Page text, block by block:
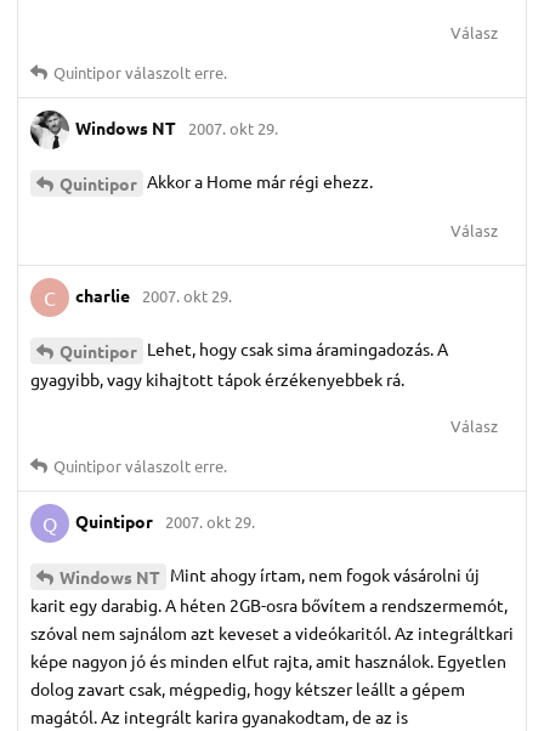
Válasz
Quintiporválaszolt erre.
Windows NT 2007. okt 29.
Quintipor Akkor a Home már régi ehezz.
Válasz
C charlie 2007. okt 29.
Quintipor Lehet, hogy csak sima áramingadozás. A
gyagyibb, vagy kihajtott tápok érzékenyebbek rá.
Válasz
Quintiporválaszolt erre.
Q Quintipor 2007. okt 29.
Windows NT Mint ahogy írtam, nem fogok vásárolni új
karit egy darabig. A héten 2GB-osra bővítem a rendszermemót,
szóval nem sajnálom azt keveset a videókaritól. Az integráltkari
képe nagyon jó és minden elfut rajta, amit használok. Egyetlen
dolog zavart csak, mégpedig, hogy kétszer leállt a gépem
magától. Az integrált karira gyanakodtam, de az is